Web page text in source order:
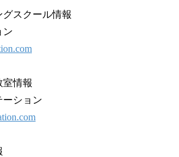
スクール情報
ン
室情報
ーション